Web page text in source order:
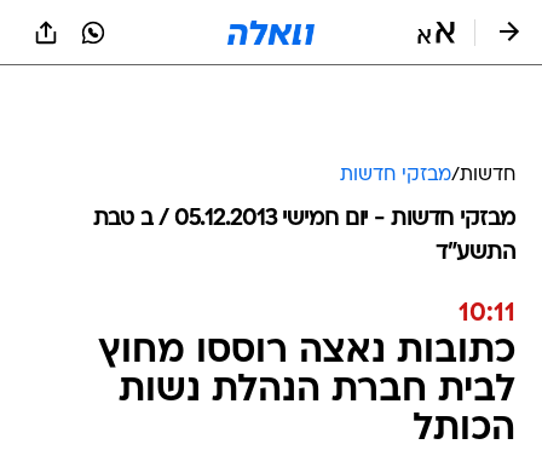
חדשות/מבזקי חדשות
מבזקי חדשות - יום חמישי 05.12.2013 / ב טבת
התשע"ד
10:11
כתובות נאצה רוססו מחוץ
לבית חברת הנהלת נשות
הכותל